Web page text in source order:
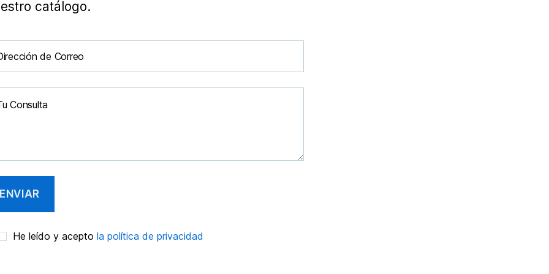
catálogo.
He leído y acepto la política de privacidad